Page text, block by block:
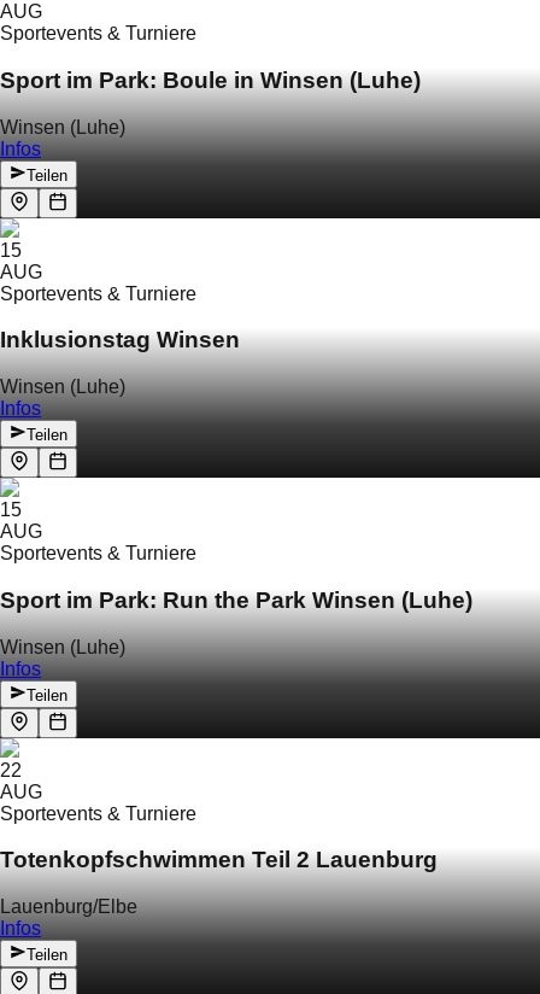
AUG
Sportevents & Turniere
Sport im Park: Boule in Winsen (Luhe)
Winsen (Luhe)
Infos
Teilen
15
AUG
Sportevents & Turniere
Inklusionstag Winsen
Winsen (Luhe)
Infos
Teilen
15
AUG
Sportevents & Turniere
Sport im Park: Run the Park Winsen (Luhe)
Winsen (Luhe)
Infos
Teilen
22
AUG
Sportevents & Turniere
Totenkopfschwimmen Teil 2 Lauenburg
Lauenburg/Elbe
Infos
Teilen